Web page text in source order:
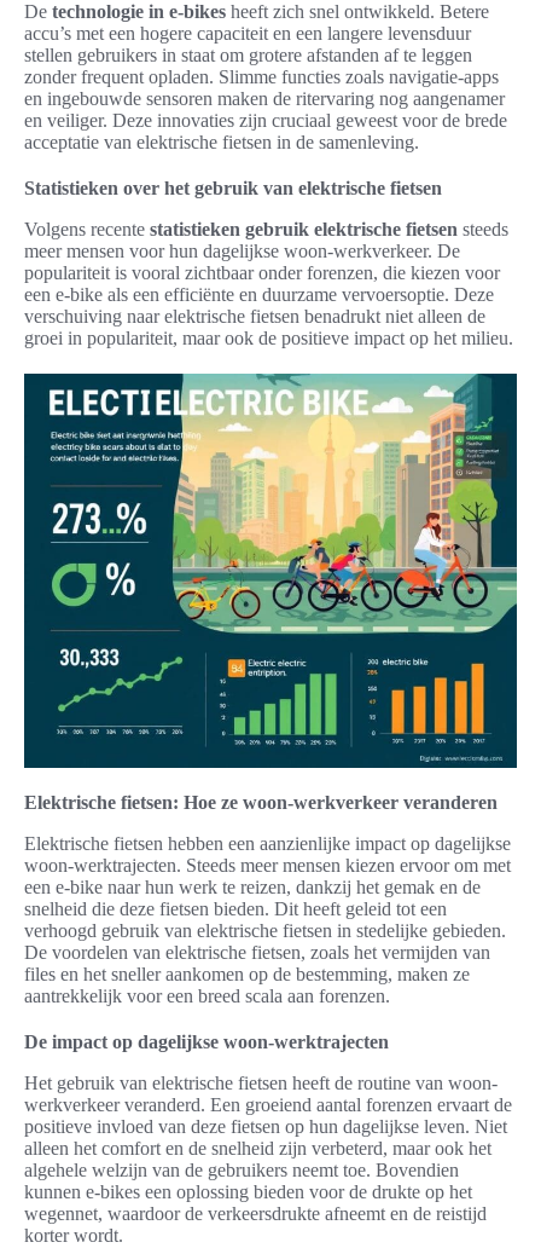
De technologie in e-bikes heeft zich snel ontwikkeld. Betere
accu’s met een hogere capaciteit en een langere levensduur
stellen gebruikers in staat om grotere afstanden af te leggen
zonder frequent opladen. Slimme functies zoals navigatie-apps
en ingebouwde sensoren maken de ritervaring nog aangenamer
en veiliger. Deze innovaties zijn cruciaal geweest voor de brede
acceptatie van elektrische fietsen in de samenleving.
Statistieken over het gebruik van elektrische fietsen
Volgens recente statistieken gebruik elektrische fietsen steeds
meer mensen voor hun dagelijkse woon-werkverkeer. De
populariteit is vooral zichtbaar onder forenzen, die kiezen voor
een e-bike als een efficiënte en duurzame vervoersoptie. Deze
verschuiving naar elektrische fietsen benadrukt niet alleen de
groei in populariteit, maar ook de positieve impact op het milieu.
Elektrische fietsen: Hoe ze woon-werkverkeer veranderen
Elektrische fietsen hebben een aanzienlijke impact op dagelijkse
woon-werktrajecten. Steeds meer mensen kiezen ervoor om met
een e-bike naar hun werk te reizen, dankzij het gemak en de
snelheid die deze fietsen bieden. Dit heeft geleid tot een
verhoogd gebruik van elektrische fietsen in stedelijke gebieden.
De voordelen van elektrische fietsen, zoals het vermijden van
files en het sneller aankomen op de bestemming, maken ze
aantrekkelijk voor een breed scala aan forenzen.
De impact op dagelijkse woon-werktrajecten
Het gebruik van elektrische fietsen heeft de routine van woon-
werkverkeer veranderd. Een groeiend aantal forenzen ervaart de
positieve invloed van deze fietsen op hun dagelijkse leven. Niet
alleen het comfort en de snelheid zijn verbeterd, maar ook het
algehele welzijn van de gebruikers neemt toe. Bovendien
kunnen e-bikes een oplossing bieden voor de drukte op het
wegennet, waardoor de verkeersdrukte afneemt en de reistijd
korter wordt.